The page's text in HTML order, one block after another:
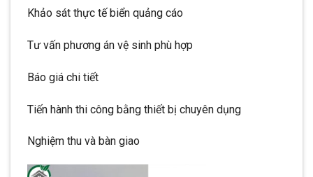
Khảo sát thực tế biển quảng cáo
Tư vấn phương án vệ sinh phù hợp
Báo giá chi tiết
Tiến hành thi công bằng thiết bị chuyên dụng
Nghiệm thu và bàn giao